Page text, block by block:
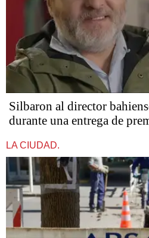
Silbaron al director
durante una entrega de
LA CIUDAD.